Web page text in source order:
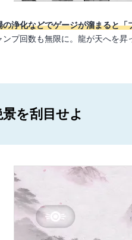
の浄化などでゲージが溜まると
ンプ回数も無限に。龍が天へを昇
景を刮目せよ